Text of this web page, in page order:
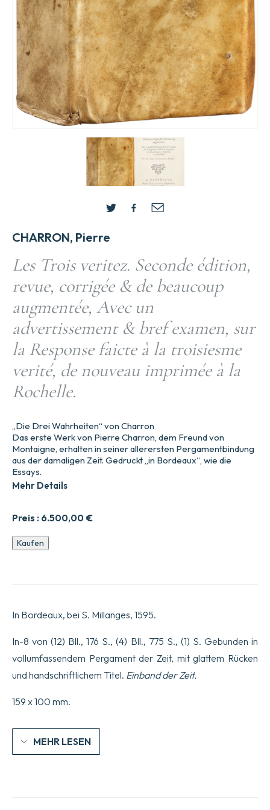
CHARRON, Pierre
Les Trois veritez. Seconde édition,
revue, corrigée & de beaucoup
augmentée, Avec un
advertissement & bref examen, sur
la Response faicte à la troisiesme
verité, de nouveau imprimée à la
Rochelle.
Preis : 6.500,00 €
„Die Drei Wahrheiten“ von Charron
Das erste Werk von Pierre Charron, dem Freund von
Montaigne, erhalten in seiner allerersten Pergamentbindung
aus der damaligen Zeit. Gedruckt „in Bordeaux“, wie die
Essays.
Mehr Details
Die
Drei
&
vieles
Mit
einer
Anmerkung
kurzer
Antwort
auf
die
Kaufen
In Bordeaux, bei S. Millanges, 1595.
In-8 von (12) Bll., 176 S., (4) Bll., 775 S., (1) S. Gebunden in
vollumfassendem Pergament der Zeit, mit glattem Rücken
und handschriftlichem Titel. Einband der Zeit.
159 x 100 mm.
MEHR LESEN